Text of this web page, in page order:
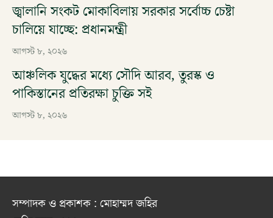
জ্বালানি সংকট মোকাবিলায় সরকার সর্বোচ্চ চেষ্টা
চালিয়ে যাচ্ছে: প্রধানমন্ত্রী
আগস্ট ৮, ২০২৬
আঞ্চলিক যুদ্ধের মধ্যে সৌদি আরব, তুরস্ক ও
পাকিস্তানের প্রতিরক্ষা চুক্তি সই
আগস্ট ৮, ২০২৬
সম্পাদক ও প্রকাশক : মোহাম্মদ জহির